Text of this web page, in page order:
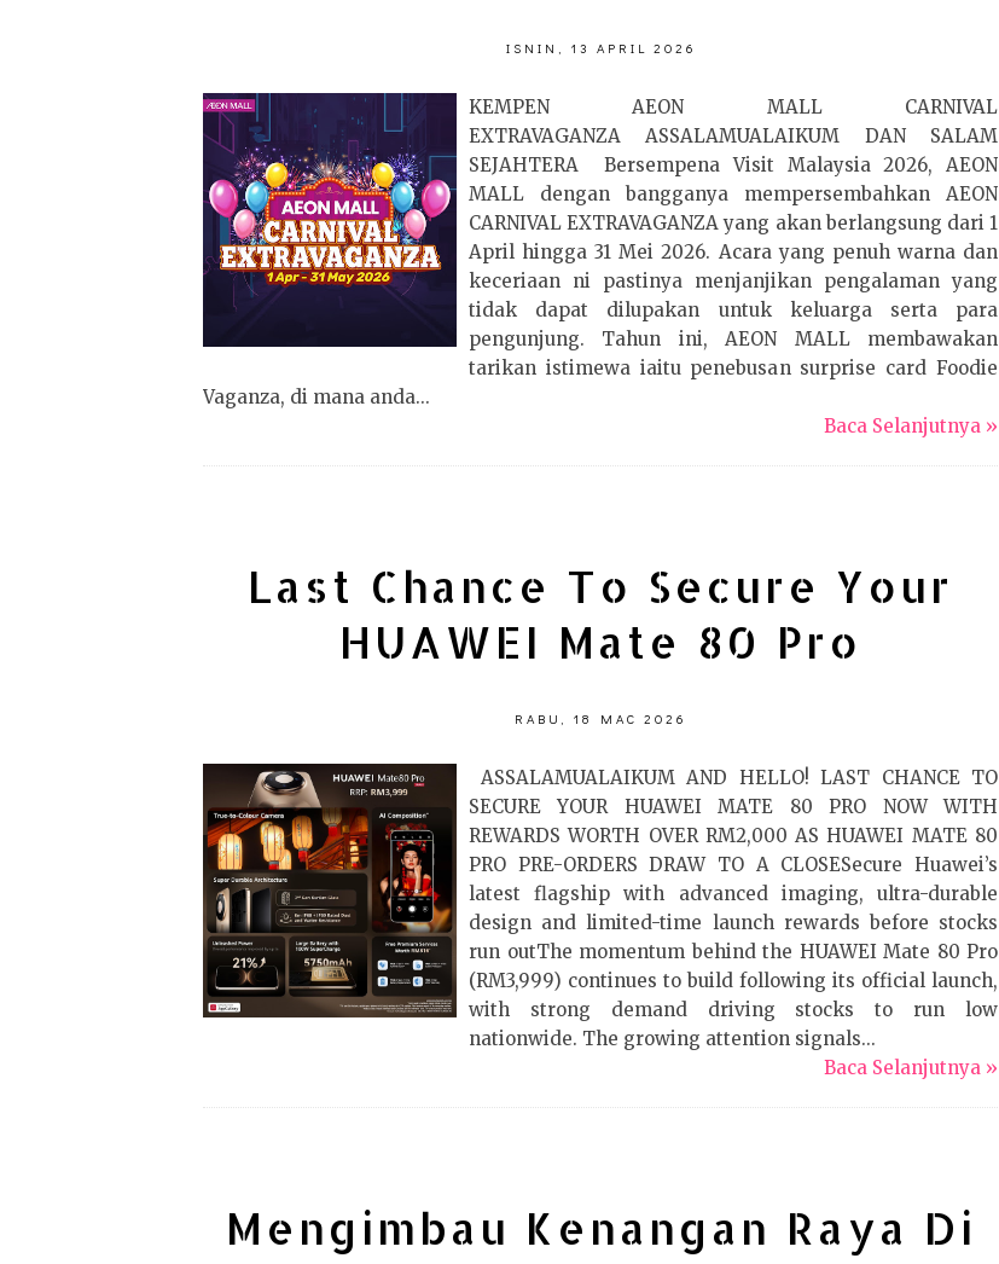
ISNIN, 13 APRIL 2026
KEMPEN AEON MALL CARNIVAL
EXTRAVAGANZA ASSALAMUALAIKUM DAN SALAM
SEJAHTERA Bersempena Visit Malaysia 2026, AEON
MALL dengan bangganya mempersembahkan AEON
CARNIVAL EXTRAVAGANZA yang akan berlangsung dari 1
April hingga 31 Mei 2026. Acara yang penuh warna dan
keceriaan ni pastinya menjanjikan pengalaman yang
tidak dapat dilupakan untuk keluarga serta para
pengunjung. Tahun ini, AEON MALL membawakan
tarikan istimewa iaitu penebusan surprise card Foodie
Vaganza, di mana anda...
Baca Selanjutnya »
Last Chance To Secure Your
HUAWEI Mate 80 Pro
RABU, 18 MAC 2026
ASSALAMUALAIKUM AND HELLO! LAST CHANCE TO
SECURE YOUR HUAWEI MATE 80 PRO NOW WITH
REWARDS WORTH OVER RM2,000 AS HUAWEI MATE 80
PRO PRE-ORDERS DRAW TO A CLOSESecure Huawei’s
latest flagship with advanced imaging, ultra-durable
design and limited-time launch rewards before stocks
run outThe momentum behind the HUAWEI Mate 80 Pro
(RM3,999) continues to build following its official launch,
with strong demand driving stocks to run low
nationwide. The growing attention signals...
Baca Selanjutnya »
Mengimbau Kenangan Raya Di